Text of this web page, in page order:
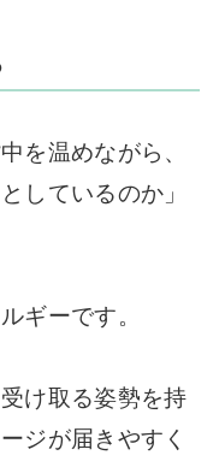
を温めながら、
しているのか」
ギーです。
け取る姿勢を持
ジが届きやすく